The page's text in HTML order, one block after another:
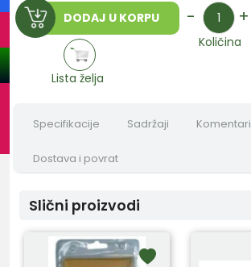
DODAJ U KORPU - Količina +
Količina
Lista želja
Specifikacije Sadržaji Komentari
Dostava i povrat
Slični proizvodi